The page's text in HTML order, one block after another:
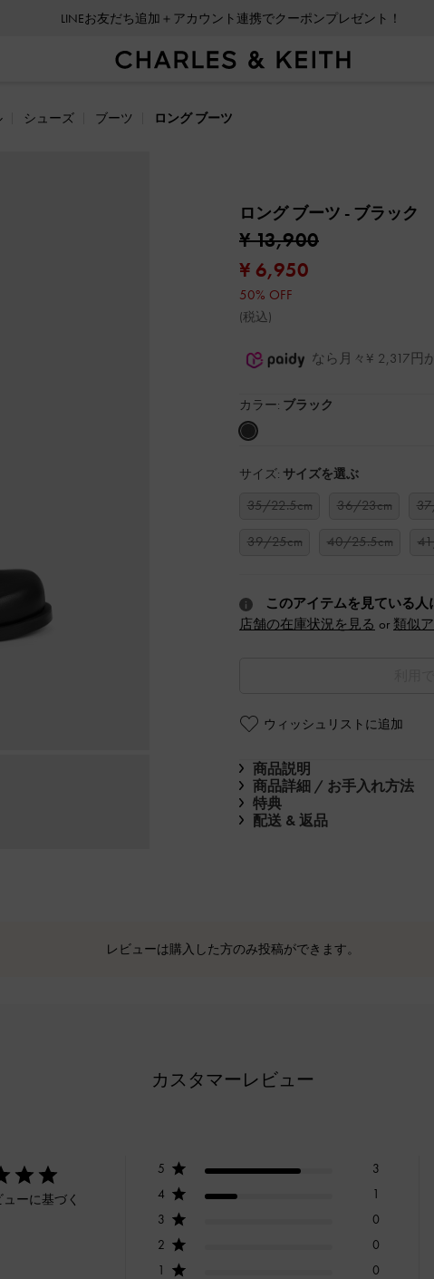
LINEお友だち追加＋アカウント連携でクーポンプレゼント！
シューズ ブーツ ロング ブーツ
ロング ブーツ - ブラック
¥ 13,900
¥ 6,950
50% OFF
(税込)
なら月々¥ 2,317円
カラー: ブラック
サイズ: サイズを選ぶ
35/22.5cm 36/23cm
39/25cm
40/25.5cm
このアイテムを見ている人
店舗の在庫状況を見る or 類似
ウィッシュリストに追加
商品説明
商品詳細 / お手入れ方法
特典
配送 & 返品
レビューは購入した方のみ投稿ができます。
カスタマーレビュー
ーに基づく
5
3
4
1
3
0
2
0
1
0